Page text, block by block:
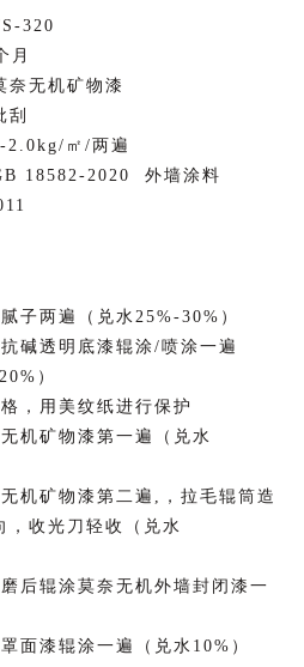
320
月
奈无机矿物漆
刮
2.0kg/㎡/两遍
18582-2020 外墙涂料
子两遍（兑水25%-30%）
碱透明底漆辊涂/喷涂一遍
）
，用美纹纸进行保护
机矿物漆第一遍（兑水
机矿物漆第二遍,，拉毛辊筒造
，收光刀轻收（兑水
后辊涂莫奈无机外墙封闭漆一
面漆辊涂一遍（兑水10%）